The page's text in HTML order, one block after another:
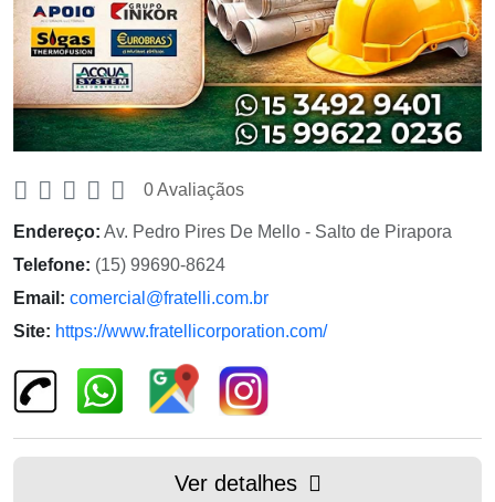
0 Avaliaçãos
Endereço: Av. Pedro Pires De Mello - Salto de Pirapora
Telefone: (15) 99690-8624
Email: comercial@fratelli.com.br
Site: https://www.fratellicorporation.com/
Ver detalhes